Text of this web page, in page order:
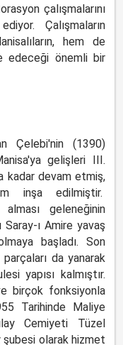
çalışmalarını
Çalışmaların
hem de
edeceği önemli bir
Çelebi'nin (1390)
gelişleri III.
kadar devam etmiş,
inşa edilmiştir.
geleneğinin
Saray-ı Amire yavaş
başladı. Son
da yanarak
yapısı kalmıştır.
birçok fonksiyonla
Tarihinde Maliye
Cemiyeti Tüzel
şubesi olarak hizmet